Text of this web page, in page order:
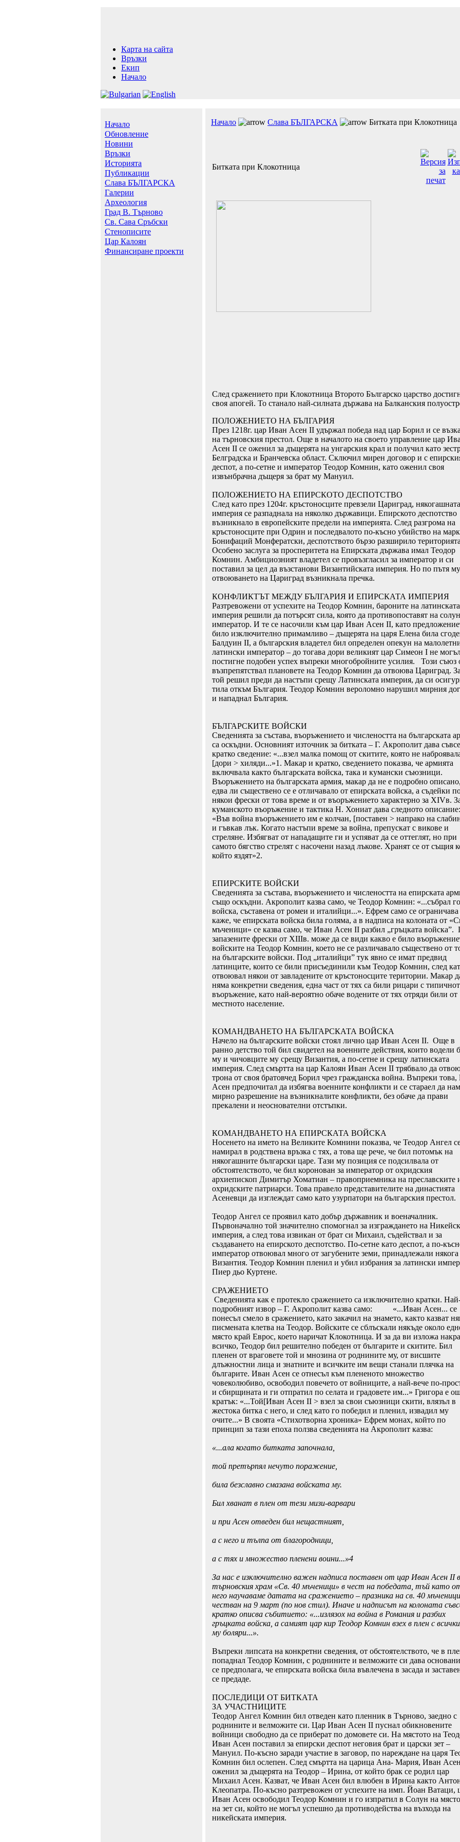
Карта на сайта
Връзки
Екип
Начало
Начало
Обновление
Новини
Връзки
Историята
Публикации
Слава БЪЛГАРСКА
Галерии
Археология
Град В. Търново
Св. Сава Сръбски
Стенописите
Цар Калоян
Финансиране проекти
Начало Слава БЪЛГАРСКА Битката при Клокотница
Битката при Клокотница
След сражението при Клокотница Второто Българско царство
своя апогей. То станало най-силната държава на Балканския
ПОЛОЖЕНИЕТО НА БЪЛГАРИЯ
През 1218г. цар Иван Асен ІІ удържал победа над цар Борил и се
на търновския престол. Още в началото на своето управление цар
Асен ІІ се оженил за дъщерята на унгарския крал и получил като
Белградска и Бранчевска област. Сключил мирен договор и с
деспот, а по-сетне и император Теодор Комнин, като оженил своя
извънбрачна дъщеря за брат му Мануил.
ПОЛОЖЕНИЕТО НА ЕПИРСКОТО ДЕСПОТСТВО
След като през 1204г. кръстоносците превзели Цариград, някогашната
империя се разпаднала на няколко държавици. Епирското деспотство
възникнало в европейските предели на империята. След разгрома на
кръстоносците при Одрин и последвалото по-късно убийство на
Бонифаций Монфератски, деспотството бързо разширило
Особено заслуга за просперитета на Епирската държава имал Теодор
Комнин. Амбициозният владетел се провъзгласил за император и си
поставил за цел да възстанови Византийската империя. Но по пътя
отвоюването на Цариград възникнала пречка.
КОНФЛИКТЪТ МЕЖДУ БЪЛГАРИЯ И ЕПИРСКАТА ИМПЕРИЯ
Разтревожени от успехите на Теодор Комнин, бароните на латинската
империя решили да потърсят сила, която да противопоставят на
император. И те се насочили към цар Иван Асен ІІ, като
било изключително примамливо – дъщерята на царя Елена била
Балдуин ІІ, а българския владетел бил определен опекун на
латински император – до тогава дори великият цар Симеон І не
постигне подобен успех въпреки многобройните усилия. Този съюз
възпрепятствал плановете на Теодор Комнин да отвоюва Цариград.
той решил преди да настъпи срещу Латинската империя, да си
тила откъм България. Теодор Комнин вероломно нарушил мирния
и нападнал България.
БЪЛГАРСКИТЕ ВОЙСКИ
Сведенията за състава, въоръжението и числеността на българската
са оскъдни. Основният източник за битката – Г. Акрополит дава
кратко сведение: «...взел малка помощ от скитите, която не
[дори > хиляди...»1. Макар и кратко, сведението показва, че армията
включвала както българската войска, така и кумански съюзници.
Въоръжението на българската армия, макар да не е подробно описано,
едва ли съществено се е отличавало от епирската войска, а съдейки
някои фрески от това време и от въоръжението характерно за ХІVв.
куманското въоръжение и тактика Н. Хониат дава следното описание:
«Във война въоръжението им е колчан, [поставен > напрако на
и гъвкав лък. Когато настъпи време за война, препускат с викове и
стреляне. Избягват от нападащите ги и успяват да се оттеглят, но при
самото бягство стрелят с насочени назад лъкове. Хранят се от същия
който яздят»2.
ЕПИРСКИТЕ ВОЙСКИ
Сведенията за състава, въоръжението и числеността на епирската
също оскъдни. Акрополит казва само, че Теодор Комнин: «...събрал
войска, съставена от ромеи и италийци...». Ефрем само се ограничава
каже, че епирската войска била голяма, а в надписа на колоната от
мъченици» се казва само, че Иван Асен ІІ разбил „гръцката войска”.
запазените фрески от ХІІІв. може да се види какво е било
войските на Теодор Комнин, което не се различавало съществено от
на българските войски. Под „италийци” тук явно се имат предвид
латинците, които се били присъединили към Теодор Комнин, след
отвоювал някои от завладените от кръстоносците територии. Макар
няма конкретни сведения, една част от тях са били рицари с
въоръжение, като най-вероятно обаче водените от тях отряди били от
местното население.
КОМАНДВАНЕТО НА БЪЛГАРСКАТА ВОЙСКА
Начело на българските войски стоял лично цар Иван Асен ІІ. Още в
ранно детство той бил свидетел на военните действия, които водели
му и чичовците му срещу Византия, а по-сетне и срещу латинската
империя. След смъртта на цар Калоян Иван Асен ІІ трябвало да
трона от своя братовчед Борил чрез гражданска война. Въпреки
Асен предпочитал да избягва военните конфликти и се стараел да
мирно разрешение на възникналите конфликти, без обаче да прави
прекалени и неоснователни отстъпки.
КОМАНДВАНЕТО НА ЕПИРСКАТА ВОЙСКА
Носенето на името на Великите Комнини показва, че Теодор Ангел
намирал в родствена връзка с тях, а това ще рече, че бил потомък на
някогашните български царе. Тази му позиция се подсилвала от
обстоятелството, че бил коронован за император от охридския
архиепископ Димитър Хоматиан – правоприемника на преславските
охридските патриарси. Това правело представителите на династията
Асеневци да изглеждат само като узурпатори на българския престол.
Теодор Ангел се проявил като добър държавник и военачалник.
Първоначално той значително спомогнал за изграждането на
империя, а след това извикан от брат си Михаил, съдействал и за
създаването на епирското деспотство. По-сетне като деспот, а по-
император отвоювал много от загубените земи, принадлежали някога
Византия. Теодор Комнин пленил и убил избрания за латински
Пиер дьо Куртене.
СРАЖЕНИЕТО
Сведенията как е протекло сражението са изключително кратки.
подробният извор – Г. Акрополит казва само: «...Иван Асен... се
понесъл смело в сражението, като закачил на знамето, както казват
писмената клетва на Теодор. Войските се сблъскали някъде около
място край Еврос, което наричат Клокотница. И за да ви изложа
всичко, Теодор бил решително победен от българите и скитите. Бил
пленен от враговете той и мнозина от роднините му, от висшите
длъжностни лица и знатните и всичките им вещи станали плячка на
българите. Иван Асен се отнесъл към плененото множество
човеколюбиво, освободил повечето от войниците, а най-вече по-
и сбирщината и ги отпратил по селата и градовете им...» Григора е
кратък: «...Той[Иван Асен ІІ > взел за свои съюзници скити, влязъл в
жестока битка с него, и след като го победил и пленил, извадил му
очите...» В своята «Стихотворна хроника» Ефрем монах, който по
принцип за тази епоха ползва сведенията на Акрополит казва:
«...ала когато битката започнала,
той претърпял нечуто поражение,
била безславно смазана войската му.
Бил хванат в плен от тези мизи-варвари
и при Асен отведен бил нещастният,
а с него и тълпа от благородници,
а с тях и множество пленени воини...»4
За нас е изключително важен надписа поставен от цар Иван Асен ІІ в
търновския храм «Св. 40 мъченици» в чест на победата, тъй като
него научаваме датата на сражението – празника на св. 40 мъченици,
честван на 9 март (по нов стил). Иначе и надписът на колоната
кратко описва събитието: «...излязох на война в Романия и разбих
гръцката войска, а самият цар кир Теодор Комнин взех в плен с
му боляри...».
Въпреки липсата на конкретни сведения, от обстоятелството, че в
попаднал Теодор Комнин, с роднините и велможите си дава
се предполага, че епирската войска била въвлечена в засада и
се предаде.
ПОСЛЕДИЦИ ОТ БИТКАТА
ЗА УЧАСТНИЦИТЕ
Теодор Ангел Комнин бил отведен като пленник в Търново, заедно с
роднините и велможите си. Цар Иван Асен ІІ пуснал обикновените
войници свободно да се приберат по домовете си. На мястото на
Иван Асен поставил за епирски деспот неговия брат и царски зет –
Мануил. По-късно заради участие в заговор, по нареждане на царя
Комнин бил ослепен. След смъртта на царица Ана- Мария, Иван
оженил за дъщерята на Теодор – Ирина, от който брак се родил цар
Михаил Асен. Казват, че Иван Асен бил влюбен в Ирина както
Клеопатра. По-късно разтревожен от успехите на имп. Йоан Ватаци,
Иван Асен освободил Теодор Комнин и го изпратил в Солун на
на зет си, който не могъл успешно да противодейства на възхода на
никейската империя.